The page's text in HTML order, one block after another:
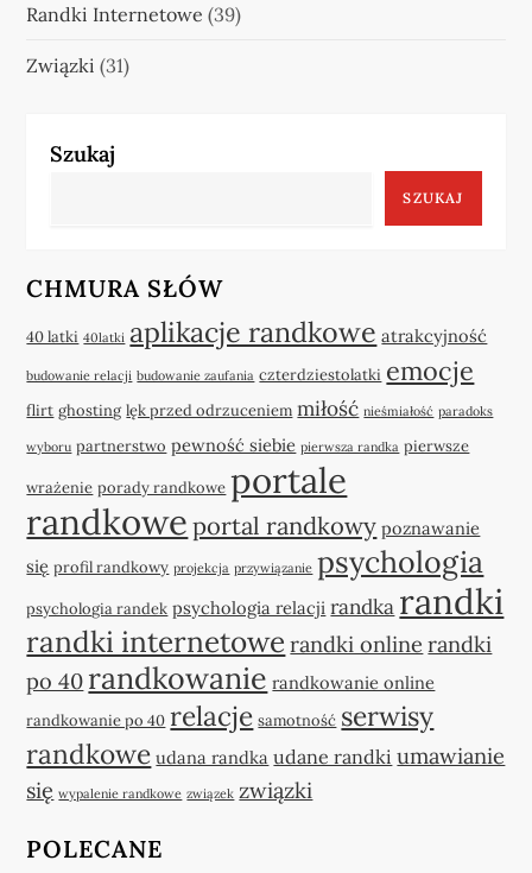
Randki Internetowe (39)
Związki (31)
Szukaj
SZUKAJ
CHMURA SŁÓW
40 latki 40latki aplikacje randkowe atrakcyjność
budowanie relacji budowanie zaufania czterdziestolatki emocje
flirt ghosting lęk przed odrzuceniem miłość nieśmiałość paradoks
wyboru partnerstwo pewność siebie pierwsza randka pierwsze
wrażenie porady randkowe portale
randkowe portal randkowy poznawanie
się profil randkowy projekcja przywiązanie psychologia
psychologia randek psychologia relacji randka randki
randki internetowe randki online randki
po 40 randkowanie randkowanie online
randkowanie po 40 relacje samotność serwisy
randkowe udana randka udane randki umawianie
się wypalenie randkowe związek związki
POLECANE